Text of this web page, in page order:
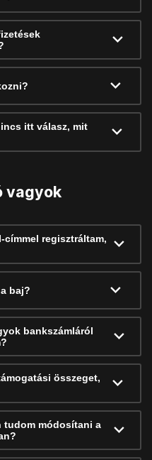
itt válasz, mit
vagyok
regisztráltam,
baj?
bankszámláról
összeget,
tudom módosítani a